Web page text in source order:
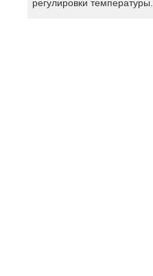
регулировки температуры.